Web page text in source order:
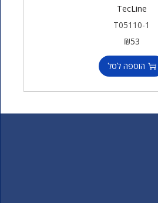
TecLine
T05110-1
₪53
הוספה לסל